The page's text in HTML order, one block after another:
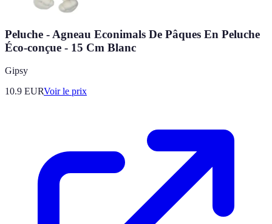
Peluche - Agneau Econimals De Pâques En Peluche
Éco-conçue - 15 Cm Blanc
Gipsy
10.9 EURVoir le prix